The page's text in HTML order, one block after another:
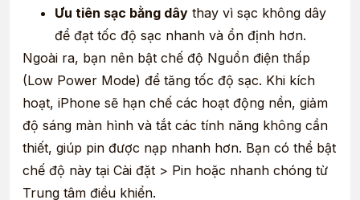
Ưu tiên sạc bằng dây thay vì sạc không dây
để đạt tốc độ sạc nhanh và ổn định hơn.
Ngoài ra, bạn nên bật chế độ Nguồn điện thấp
(Low Power Mode) để tăng tốc độ sạc. Khi kích
hoạt, iPhone sẽ hạn chế các hoạt động nền, giảm
độ sáng màn hình và tắt các tính năng không cần
thiết, giúp pin được nạp nhanh hơn. Bạn có thể bật
chế độ này tại Cài đặt > Pin hoặc nhanh chóng từ
Trung tâm điều khiển.